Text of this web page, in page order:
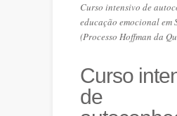
Curso intensivo de
educação emocional em
(Processo Hoffman da
Curso
de